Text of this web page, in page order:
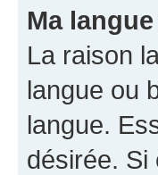
Ma
La raison
langue ou
langue.
désirée. Si